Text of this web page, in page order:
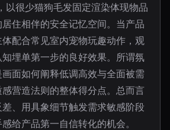
以很少猫狗毛发固定渲染体现物品
住相伴的安全记忆空间。当产品
配合常见室内宠物玩趣动作，观
埋单第一步的良好效果。所谓氛
面如何阐释低调高效与全面被需
营造法则的整体得分点。总而言
、用具象细节触发需求敏感阶段
给产品第一自信转化的机会。